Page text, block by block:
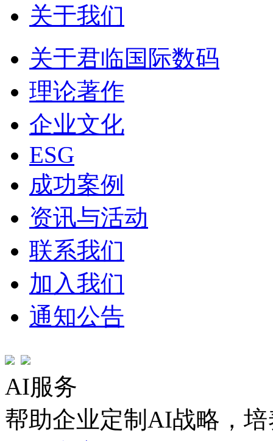
关于我们
关于君临国际数码
理论著作
企业文化
ESG
成功案例
资讯与活动
联系我们
加入我们
通知公告
AI服务
帮助企业定制AI战略，